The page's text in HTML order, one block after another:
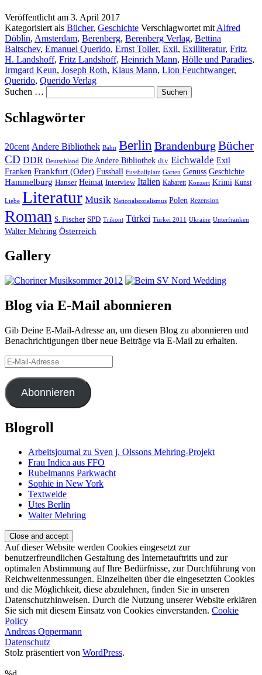
Veröffentlicht am 3. April 2017
Kategorisiert als Bücher, Geschichte Verschlagwortet mit Alfred
Döblin, Amsterdam, Berenberg, Berenberg Verlag, Bettina
Baltschev, Emanuel Querido, Ernst Toller, Exil, Exilliteratur, Fritz
H. Landshoff, Fritz Landshoff, Heinrich Mann, Hölle und Paradies,
Irmgard Keun, Joseph Roth, Klaus Mann, Lion Feuchtwanger,
Querido, Querido Verlag
Suchen …
Schlagwörter
20cent Andere Bibliothek Bahn Berlin Brandenburg Bücher
CD DDR Deutschland Die Andere Bibliothek dtv Eichwalde Exil
Franken Frankfurt (Oder) Fussball Fussballplatz Garten Genuss Geschichte
Hammelburg Hanser Heimat Interview Italien Kabarett Konzert Krimi Kunst
Liebe Literatur Musik Nationalsozialismus Polen Rezension
Roman S. Fischer SPD Trikont Türkei Türkei 2011 Ukraine Unterfranken
Walter Mehring Österreich
Gallery
Blog via E-Mail abonnieren
Gib Deine E-Mail-Adresse an, um diesen Blog zu abonnieren und
Benachrichtigungen über neue Beiträge via E-Mail zu erhalten.
E-
Mail-
Adresse
Abonnieren
Blogroll
Arbeitsjournal zu Sven j. Olssons Mehring-Projekt
Frau Indica aus FFO
Rubelmanns Parkwacht
Sophie in New York
Textweide
Utes Berlin
Walter Mehring
Auf dieser Website werden Cookies eingesetzt zur
benutzerfreundlichen Gestaltung des Internetauftritts und zur
optimalen Abstimmung auf Ihre Bedürfnisse, zur Durchführung von
Reichweitenmessungen. Einzelheiten über die eingesetzten Cookies
und die Möglichkeit, diese abzulehnen, finden Sie in unseren
Datenschutzhinweisen. Durch die Nutzung unserer Website erklären
Sie sich mit diesem Einsatz von Cookies einverstanden. Cookie
Policy
Andreas Oppermann
Datenschutz
Stolz präsentiert von WordPress.